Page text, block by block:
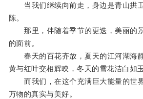
当我们继续向前走，身边是青山拱
陈。
那里，伴随着季节的更迭，美丽的
的面前。
春天的百花齐放，夏天的江河湖海
黄与红叶交相辉映，冬天的雪花洁白如玉
而我们，在这个充满巨大能量的世
万物的真实与美好。